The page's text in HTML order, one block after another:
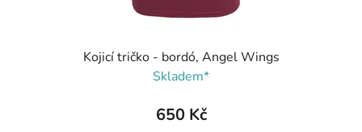
Kojicí tričko - bordó, Angel Wings
Skladem*
650 Kč